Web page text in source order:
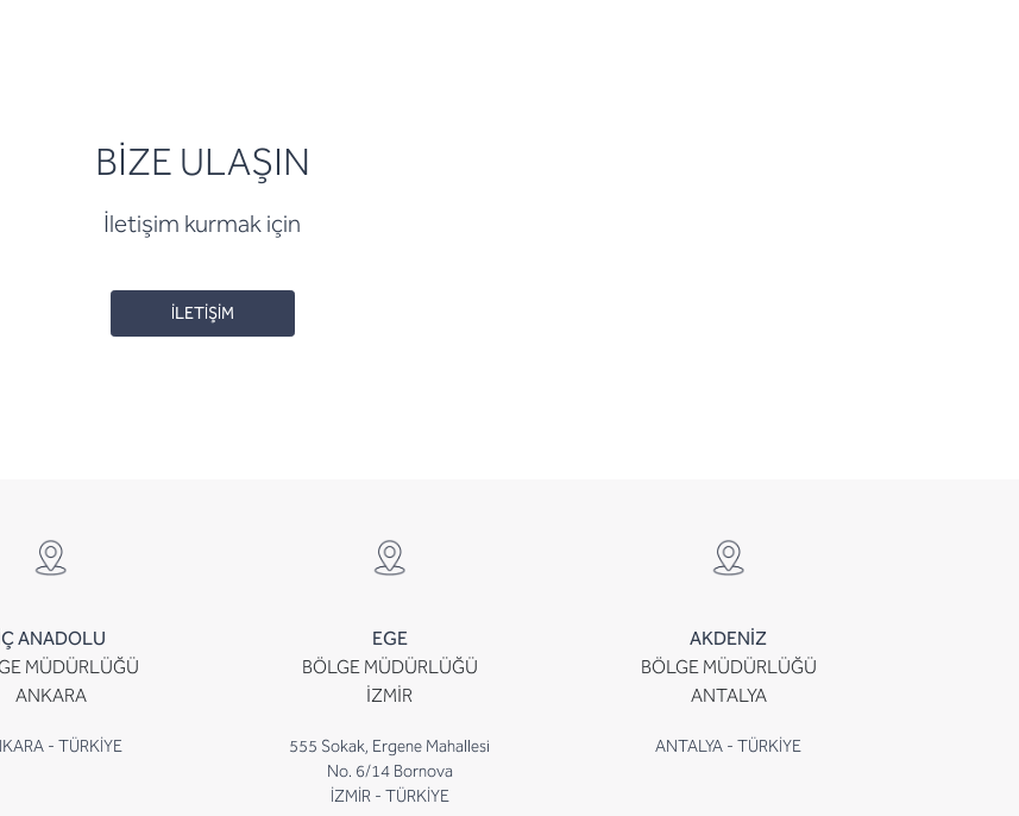
BİZE ULAŞIN
İletişim kurmak için
İLETİŞİM
ANADOLU
MÜDÜRLÜĞÜ
ANKARA
- TÜRKİYE
EGE
BÖLGE MÜDÜRLÜĞÜ
İZMİR
555 Sokak, Ergene Mahallesi
No. 6/14 Bornova
İZMİR - TÜRKİYE
AKDENİZ
BÖLGE MÜDÜRLÜĞÜ
ANTALYA
ANTALYA - TÜRKİYE